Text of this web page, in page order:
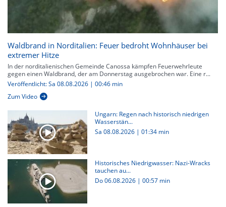
Waldbrand in Norditalien: Feuer bedroht Wohnhäuser bei
extremer Hitze
In der norditalienischen Gemeinde Canossa kämpfen Feuerwehrleute
gegen einen Waldbrand, der am Donnerstag ausgebrochen war. Eine r...
Veröffentlicht: Sa 08.08.2026 | 00:46 min
Zum Video
Ungarn: Regen nach historisch niedrigen
Wasserstän...
Sa 08.08.2026 | 01:34 min
Historisches Niedrigwasser: Nazi-Wracks
tauchen au...
Do 06.08.2026 | 00:57 min